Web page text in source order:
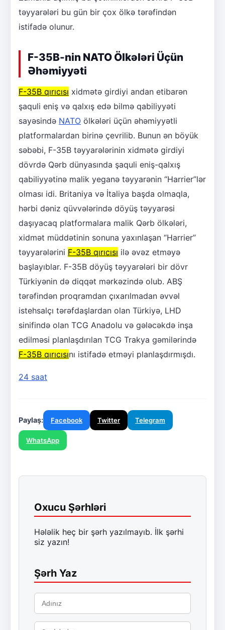
təyyarələri bu gün bir çox ölkə tərəfindən
istifadə olunur.
F-35B-nin NATO Ölkələri Üçün
Əhəmiyyəti
F-35B qırıcısı xidmətə girdiyi andan etibarən
şaquli eniş və qalxış edə bilmə qabiliyyəti
sayəsində NATO ölkələri üçün əhəmiyyətli
platformalardan birinə çevrilib. Bunun ən böyük
səbəbi, F-35B təyyarələrinin xidmətə girdiyi
dövrdə Qərb dünyasında şaquli eniş-qalxış
qabiliyyətinə malik yeganə təyyarənin “Harrier”lər
olması idi. Britaniya və İtaliya başda olmaqla,
hərbi dəniz qüvvələrində döyüş təyyarəsi
daşıyacaq platformalara malik Qərb ölkələri,
xidmət müddətinin sonuna yaxınlaşan “Harrier”
təyyarələrini F-35B qırıcısı ilə əvəz etməyə
başlayıblar. F-35B döyüş təyyarələri bir dövr
Türkiyənin də diqqət mərkəzində olub. ABŞ
tərəfindən proqramdan çıxarılmadan əvvəl
istehsalçı tərəfdaşlardan olan Türkiyə, LHD
sinifində olan TCG Anadolu və gələcəkdə inşa
edilməsi planlaşdırılan TCG Trakya gəmilərində
F-35B qırıcısını istifadə etməyi planlaşdırmışdı.
24 saat
Paylaş: Facebook Twitter Telegram
WhatsApp
Oxucu Şərhləri
Hələlik heç bir şərh yazılmayıb. İlk şərhi
siz yazın!
Şərh Yaz